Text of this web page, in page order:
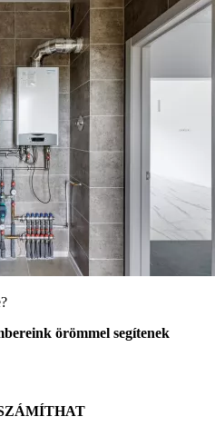
örömmel segítenek